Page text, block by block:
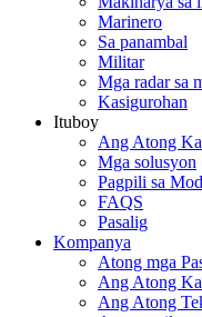
Marinero
Sa panambal
Militar
Mga radar sa
Kasigurohan
Ituboy
Ang Atong
Mga solusyon
Pagpili sa
FAQS
Pasalig
Kompanya
Atong mga
Ang Atong
Ang Atong